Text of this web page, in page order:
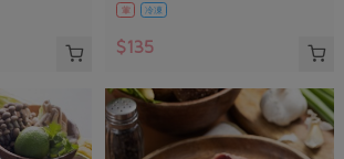
葷 冷凍
$135